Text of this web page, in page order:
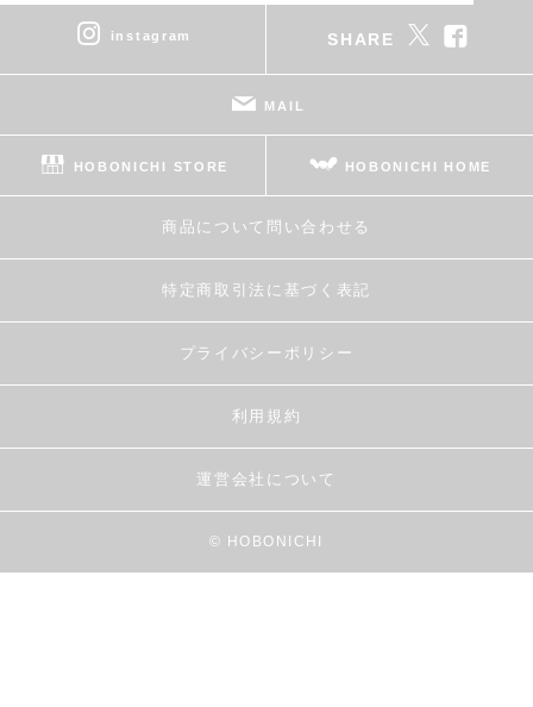
instagram SHARE
MAIL
HOBONICHI STORE HOBONICHI HOME
商品について問い合わせる
特定商取引法に基づく表記
プライバシーポリシー
利用規約
運営会社について
© HOBONICHI